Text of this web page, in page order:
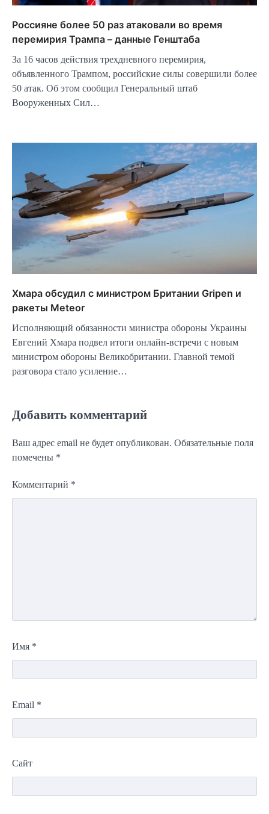
Россияне более 50 раз атаковали во время
перемирия Трампа – данные Генштаба
За 16 часов действия трехдневного перемирия,
объявленного Трампом, российские силы совершили более
50 атак. Об этом сообщил Генеральный штаб
Вооруженных Сил…
Хмара обсудил с министром Британии Gripen и
ракеты Meteor
Исполняющий обязанности министра обороны Украины
Евгений Хмара подвел итоги онлайн-встречи с новым
министром обороны Великобритании. Главной темой
разговора стало усиление…
Добавить комментарий
Ваш адрес email не будет опубликован. Обязательные поля
помечены *
Комментарий *
Имя *
Email *
Сайт